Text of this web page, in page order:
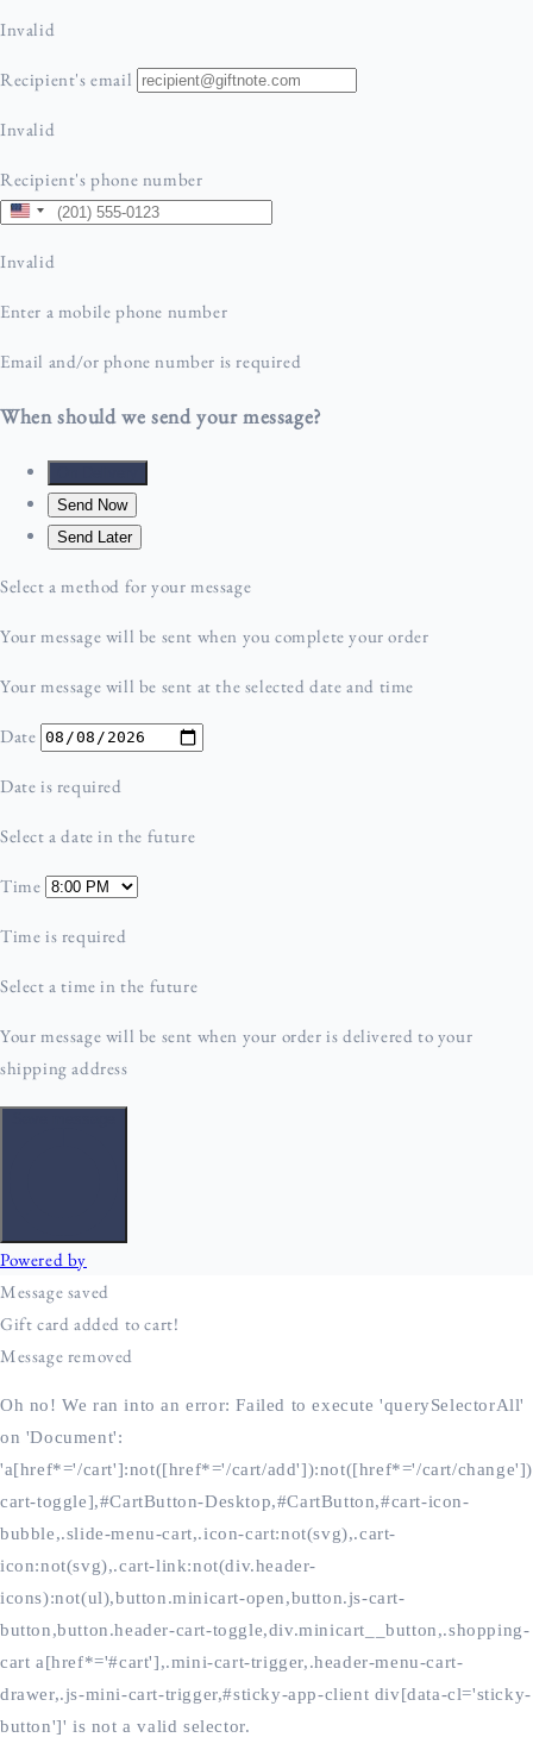
Oh no! We ran into an error:Failed to execute 'querySelectorAll'
on 'Document':
'a[href*='/cart']:not([href*='/cart/add']):not([href*='/cart/
cart-toggle],#CartButton-Desktop,#CartButton,#cart-icon-
bubble,.slide-menu-cart,.icon-cart:not(svg),.cart-
icon:not(svg),.cart-link:not(div.header-
icons):not(ul),button.minicart-open,button.js-cart-
button,button.header-cart-toggle,div.minicart__button,.shopping-
cart a[href*='#cart'],.mini-cart-trigger,.header-menu-cart-
drawer,.js-mini-cart-trigger,#sticky-app-client div[data-cl='sticky-
button']' is not a valid selector.